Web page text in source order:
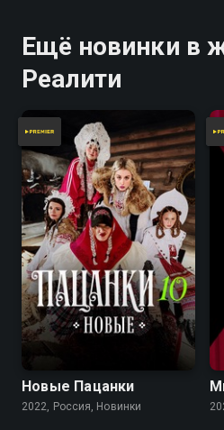
Ещё новинки в
Реалити
Новые Пацанки
2022, Россия, Новинки